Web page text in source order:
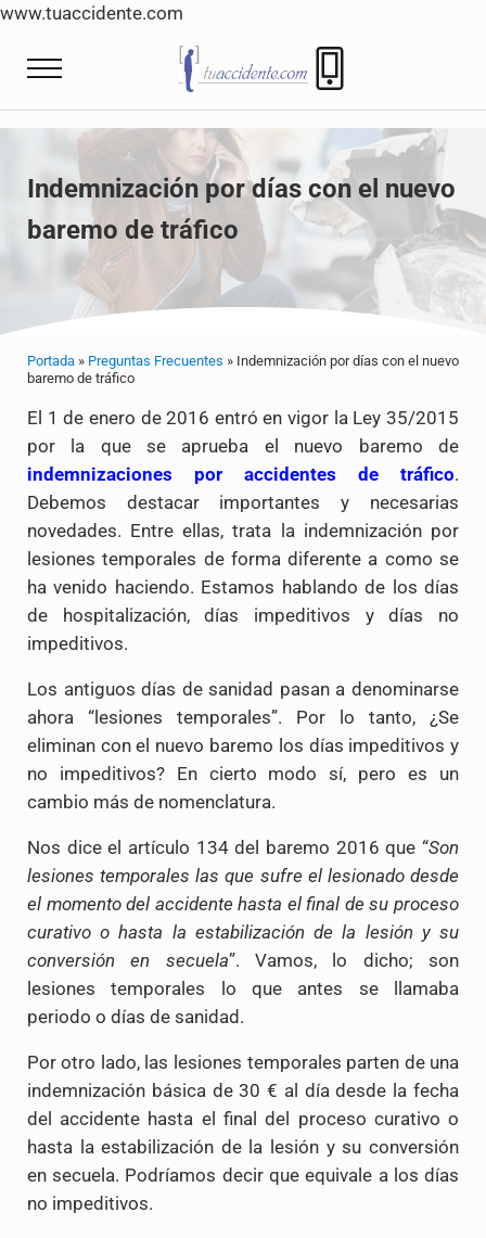
www.tuaccidente.com
Saltar al contenido principal
Skip to header right navigation
Menu
Tuaccidente
Tuaccidente Abogados indemnización
Indemnización por días con el nuevo
baremo de tráfico
Portada» Preguntas Frecuentes » Indemnización por días con el nuevo
baremo de tráfico
El 1 de enero de 2016 entró en vigor la Ley 35/2015
por la que se aprueba el nuevo baremo de
indemnizaciones por accidentes de tráfico.
Debemos destacar importantes y necesarias
novedades. Entre ellas, trata la indemnización por
lesiones temporales de forma diferente a como se
ha venido haciendo. Estamos hablando de los días
de hospitalización, días impeditivos y días no
impeditivos.
Los antiguos días de sanidad pasan a denominarse
ahora “lesiones temporales”. Por lo tanto, ¿Se
eliminan con el nuevo baremo los días impeditivos y
no impeditivos? En cierto modo sí, pero es un
cambio más de nomenclatura.
Nos dice el artículo 134 del baremo 2016 que “Son
lesiones temporales las que sufre el lesionado desde
el momento del accidente hasta el final de su proceso
curativo o hasta la estabilización de la lesión y su
conversión en secuela”. Vamos, lo dicho; son
lesiones temporales lo que antes se llamaba
periodo o días de sanidad.
Por otro lado, las lesiones temporales parten de una
indemnización básica de 30 € al día desde la fecha
del accidente hasta el final del proceso curativo o
hasta la estabilización de la lesión y su conversión
en secuela. Podríamos decir que equivale a los días
no impeditivos.